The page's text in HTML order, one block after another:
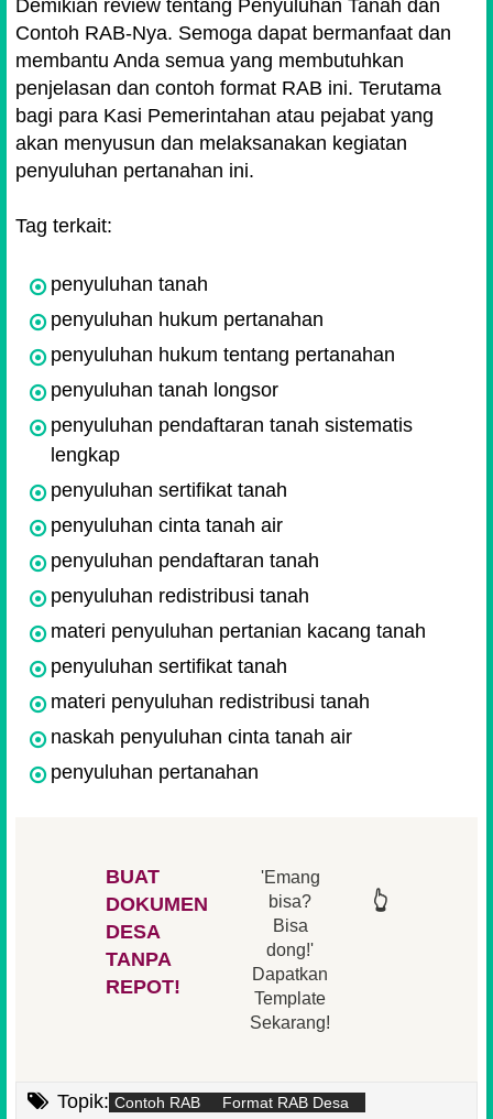
Demikian review tentang Penyuluhan Tanah dan
Contoh RAB-Nya. Semoga dapat bermanfaat dan
membantu Anda semua yang membutuhkan
penjelasan dan contoh format RAB ini. Terutama
bagi para Kasi Pemerintahan atau pejabat yang
akan menyusun dan melaksanakan kegiatan
penyuluhan pertanahan ini.
Tag terkait:
penyuluhan tanah
penyuluhan hukum pertanahan
penyuluhan hukum tentang pertanahan
penyuluhan tanah longsor
penyuluhan pendaftaran tanah sistematis
lengkap
penyuluhan sertifikat tanah
penyuluhan cinta tanah air
penyuluhan pendaftaran tanah
penyuluhan redistribusi tanah
materi penyuluhan pertanian kacang tanah
penyuluhan sertifikat tanah
materi penyuluhan redistribusi tanah
naskah penyuluhan cinta tanah air
penyuluhan pertanahan
BUAT
DOKUMEN
DESA
TANPA
REPOT!
'Emang
bisa?
Bisa
dong!'
Dapatkan
Template
Sekarang!
👆
Topik: Contoh RAB
Format RAB Desa